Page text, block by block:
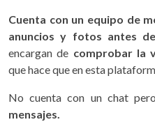
Cuenta con un equipo de
anuncios y fotos antes
encargan de comprobar la
que hace que en esta
No cuenta con un chat
mensajes.